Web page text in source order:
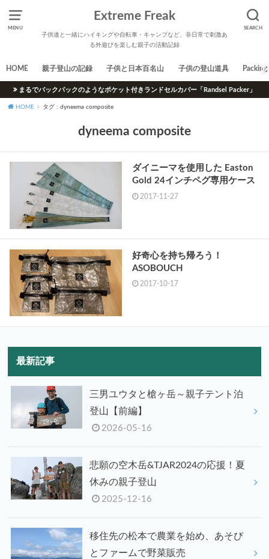
MENU SEARCH
Extreme Freak
子供達と一緒にハイキングや自転車・キャンプなど、非日常で刺激あ
る外遊びを楽しむ親子の活動記録
HOME 親子登山の記録 子供と日本百名山 子供の登山道具 Packing
まるでバックパックのようなポケット付きランドセルカバー「Randsel Packer」
HOME タグ : dyneema composite
dyneema composite
ダイニーマを使用した Easton
Gold 24インチペグ専用ケース
2017-11-27
好奇心を持ち帰ろう！
ASOBOUCH
2017-10-17
最新記事
三男ユウタと槍ヶ岳～親子テント泊
登山【前編】
2026-05-16
悲願の空木岳&TJAR2024の応援！夏
休みの親子登山
2025-12-16
移住先の松本で農業を始め、あそび
とファームで野菜販売